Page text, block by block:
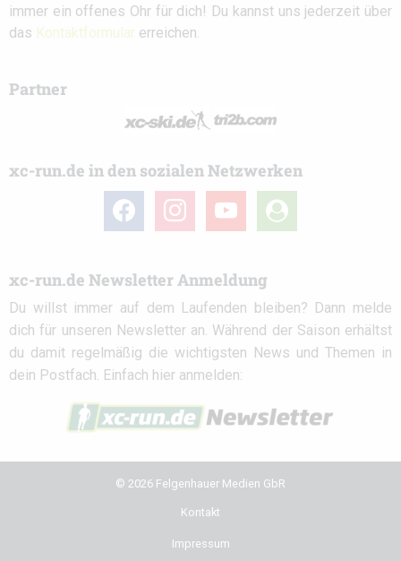
immer ein offenes Ohr für dich! Du kannst uns jederzeit über
das Kontaktformular erreichen.
Partner
xc-run.de in den sozialen Netzwerken
facebook instagramyoutube
user-
circle
xc-run.de Newsletter Anmeldung
Du willst immer auf dem Laufenden bleiben? Dann melde
dich für unseren Newsletter an. Während der Saison erhältst
du damit regelmäßig die wichtigsten News und Themen in
dein Postfach. Einfach hier anmelden:
© 2026 Felgenhauer Medien GbR
Kontakt
Impressum